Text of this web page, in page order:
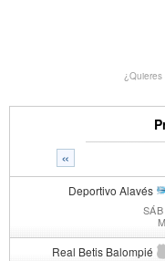
«
Deportivo Alavés
Real Betis Balompié